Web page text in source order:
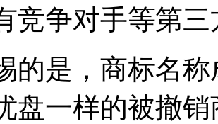
竞争对手等第
的是，商标名
盘一样的被撤